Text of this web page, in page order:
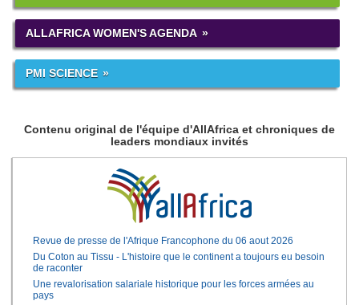
ALLAFRICA WOMEN'S AGENDA
PMI SCIENCE
Contenu original de l'équipe d'AllAfrica et chroniques de
leaders mondiaux invités
Revue de presse de l'Afrique Francophone du 06 aout 2026
Du Coton au Tissu - L'histoire que le continent a toujours eu besoin
de raconter
Une revalorisation salariale historique pour les forces armées au
pays